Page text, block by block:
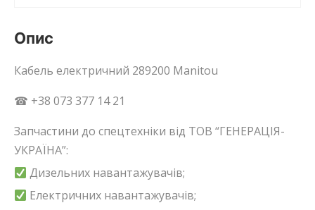
Опис
Кабель електричний 289200 Manitou
☎ +38 073 377 14 21
Запчастини до спецтехніки від ТОВ “ГЕНЕРАЦІЯ-
УКРАЇНА”:
Дизельних навантажувачів;
Електричних навантажувачів;